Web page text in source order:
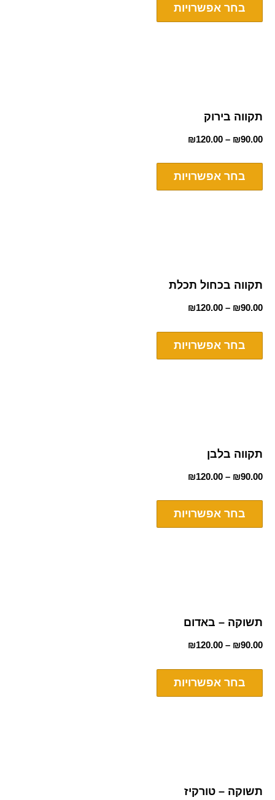
בחר אפשרויות
תקווה בירוק
₪90.00
–
₪120.00
בחר אפשרויות
תקווה בכחול תכלת
₪90.00
–
₪120.00
בחר אפשרויות
תקווה בלבן
₪90.00
–
₪120.00
בחר אפשרויות
תשוקה – באדום
₪90.00
–
₪120.00
בחר אפשרויות
תשוקה – טורקיז